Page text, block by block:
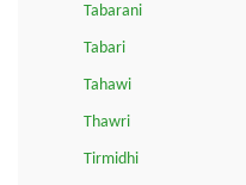
Tabarani
Tabari
Tahawi
Thawri
Tirmidhi